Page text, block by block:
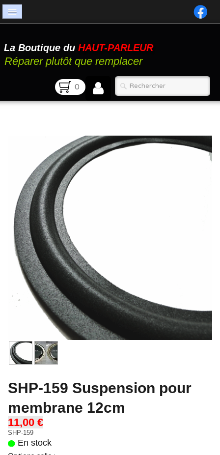
Catalogue
Atelier
La Boutique du HAUT-PARLEUR
Réparer plutôt que remplacer
0
SHP-159 Suspension pour
membrane 12cm
11,00 €
SHP-159
En stock